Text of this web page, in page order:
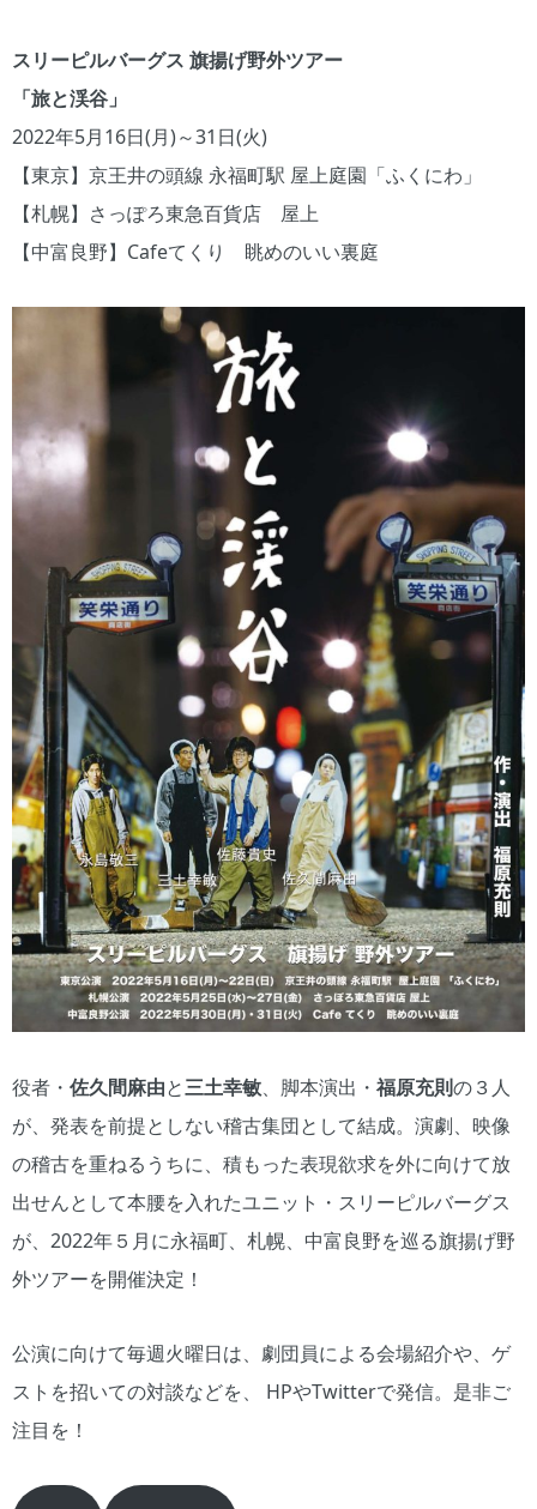
スリーピルバーグス 旗揚げ野外ツアー
「旅と渓谷」
2022年5月16日(月)～31日(火)
【東京】京王井の頭線 永福町駅 屋上庭園「ふくにわ」
【札幌】さっぽろ東急百貨店 屋上
【中富良野】Cafeてくり 眺めのいい裏庭
役者・ 佐久間麻由と三土幸敏、脚本演出・ 福原充則の３人
が、発表を前提としない稽古集団として結成。演劇、映像
の稽古を重ねるうちに、積もった表現欲求を外に向けて放
出せんとして本腰を入れたユニット・スリーピルバーグス
が、2022年５月に永福町、札幌、中富良野を巡る旗揚げ野
外ツアーを開催決定！
公演に向けて毎週火曜日は、劇団員による会場紹介や、ゲ
ストを招いての対談などを、 HPやTwitterで発信。是非ご
注目を！